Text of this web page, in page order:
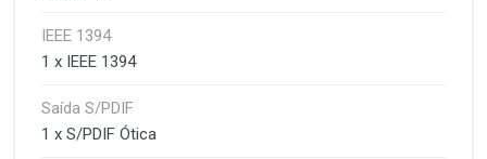
IEEE 1394
1 x IEEE 1394
Saída S/PDIF
1 x S/PDIF Ótica